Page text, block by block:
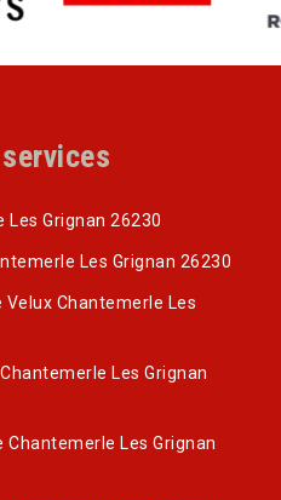
Les Grignan 26230
Les Grignan 26230
Chantemerle Les
Les Grignan
Les Grignan